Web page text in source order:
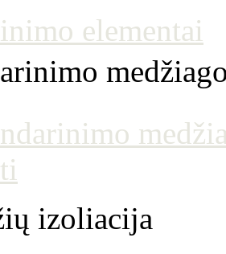
elementai
izoliacija